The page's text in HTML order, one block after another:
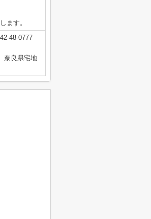
ます。
48-0777
奈良県宅地